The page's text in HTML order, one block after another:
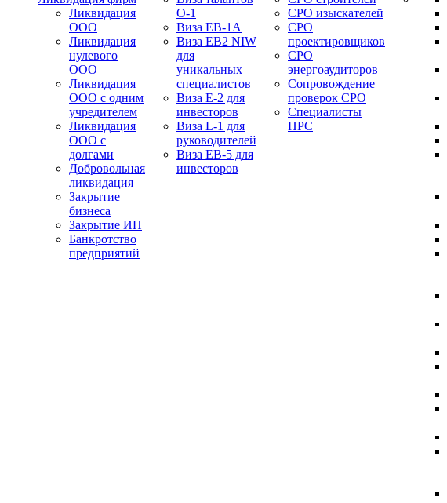
Ликвидация
ООО
Ликвидация
нулевого
ООО
Ликвидация
ООО с одним
учредителем
Ликвидация
ООО с
долгами
Добровольная
ликвидация
Закрытие
бизнеса
Закрытие ИП
Банкротство
предприятий
О-1
Виза EB-1A
Виза EB2 NIW
для
уникальных
специалистов
Виза E-2 для
инвесторов
Виза L-1 для
руководителей
Виза EB-5 для
инвесторов
СРО изыскателей
СРО
проектировщиков
СРО
энергоаудиторов
Сопровождение
проверок СРО
Специалисты
НРС